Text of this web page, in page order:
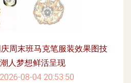
周末班马克笔服装效果图技
人梦想鲜活呈现
08-04 20:53:50